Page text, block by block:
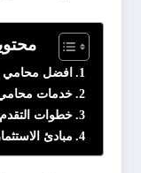
افضل محامي
خدمات محامي
خطوات
مبادئ